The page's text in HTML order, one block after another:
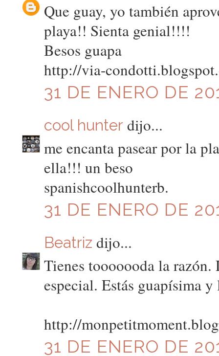
Que guay, yo también
playa!! Sienta genial!!!!
Besos guapa
http://via-
31 DE ENERO DE
cool hunter dijo...
me encanta pasear por la
ella!!! un beso
spanishcoolhunterb.
31 DE ENERO DE
Beatriz dijo...
Tienes tooooooda la
especial. Estás guapísima
http://
31 DE ENERO DE